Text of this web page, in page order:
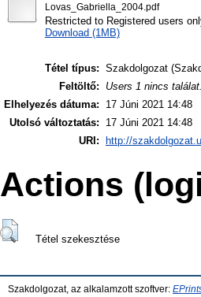
Lovas_Gabriella_2004.pdf
Restricted to Registered users
Download (1MB)
Tétel típus: Szakdolgozat
Feltöltő:
Users 1 nincs találat.
Elhelyezés dátuma:
17 Júni 2021 14:48
Utolsó változtatás:
17 Júni 2021 14:48
URI:
http://
Actions
Tétel szekesztése
Szakdolgozat, az alkalamzott szoftver: